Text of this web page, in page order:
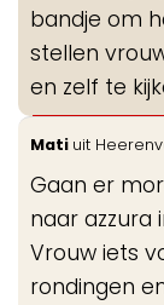
bandje om
stellen
en zelf te
Mati uit
Gaan er
naar azzura
Vrouw iets
rondingen